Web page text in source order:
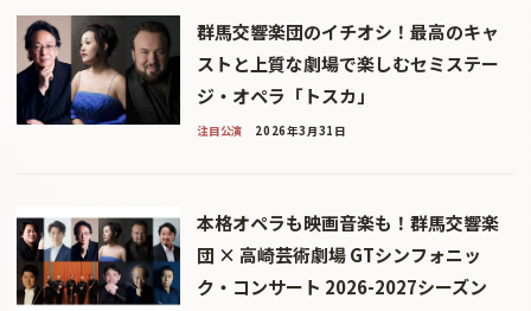
群馬交響楽団のイチオシ！最高のキャ
ストと上質な劇場で楽しむセミステー
ジ・オペラ「トスカ」
注目公演 2026年3月31日
本格オペラも映画音楽も！群馬交響楽
団 × 高崎芸術劇場 GTシンフォニッ
ク・コンサート 2026-2027シーズン